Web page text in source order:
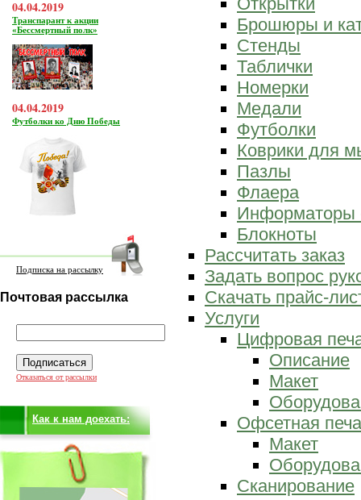
04.04.2019
Транспарант к акции
«Бессмертный полк»
04.04.2019
Футболки ко Дню Победы
Подписка на рассылку
Почтовая рассылка
Отказаться от рассылки
Как к нам доехать:
Брошюры и
Стенды
Таблички
Номерки
Медали
Футболки
Коврики для
Пазлы
Флаера
Информаторы
Блокноты
Рассчитать заказ
Задать вопрос
Скачать прайс-
Услуги
Цифровая
Описание
Макет
Офсетная
Макет
Сканирование